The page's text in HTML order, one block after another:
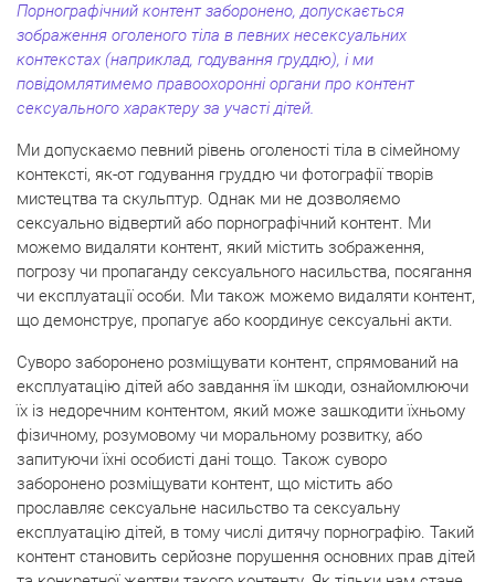
Порнографічний контент заборонено, допускається
зображення оголеного тіла в певних несексуальних
контекстах (наприклад, годування груддю), і ми
повідомлятимемо правоохоронні органи про контент
сексуального характеру за участі дітей.
Ми допускаємо певний рівень оголеності тіла в сімейному
контексті, як-от годування груддю чи фотографії творів
мистецтва та скульптур. Однак ми не дозволяємо
сексуально відвертий або порнографічний контент. Ми
можемо видаляти контент, який містить зображення,
погрозу чи пропаганду сексуального насильства, посягання
чи експлуатації особи. Ми також можемо видаляти контент,
що демонструє, пропагує або координує сексуальні акти.
Суворо заборонено розміщувати контент, спрямований на
експлуатацію дітей або завдання їм шкоди, ознайомлюючи
їх із недоречним контентом, який може зашкодити їхньому
фізичному, розумовому чи моральному розвитку, або
запитуючи їхні особисті дані тощо. Також суворо
заборонено розміщувати контент, що містить або
прославляє сексуальне насильство та сексуальну
експлуатацію дітей, в тому числі дитячу порнографію. Такий
контент становить серйозне порушення основних прав дітей